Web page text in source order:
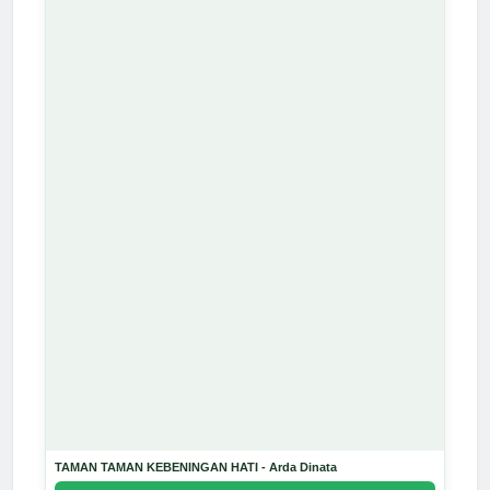
TAMAN TAMAN KEBENINGAN HATI - Arda Dinata